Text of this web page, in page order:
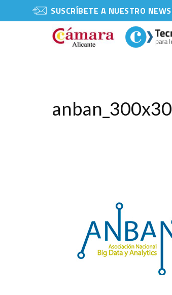
SUSCRÍBETE A NUESTRO